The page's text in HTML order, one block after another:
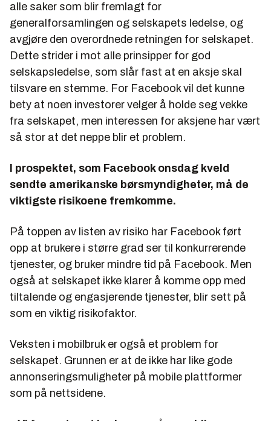
alle saker som blir fremlagt for
generalforsamlingen og selskapets ledelse, og
avgjøre den overordnede retningen for selskapet.
Dette strider i mot alle prinsipper for god
selskapsledelse, som slår fast at en aksje skal
tilsvare en stemme. For Facebook vil det kunne
bety at noen investorer velger å holde seg vekke
fra selskapet, men interessen for aksjene har vært
så stor at det neppe blir et problem.
I prospektet, som Facebook onsdag kveld
sendte amerikanske børsmyndigheter, må de
viktigste risikoene fremkomme.
På toppen av listen av risiko har Facebook ført
opp at brukere i større grad ser til konkurrerende
tjenester, og bruker mindre tid på Facebook. Men
også at selskapet ikke klarer å komme opp med
tiltalende og engasjerende tjenester, blir sett på
som en viktig risikofaktor.
Veksten i mobilbruk er også et problem for
selskapet. Grunnen er at de ikke har like gode
annonseringsmuligheter på mobile plattformer
som på nettsidene.